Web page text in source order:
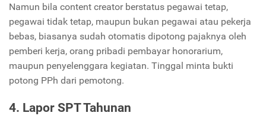
Namun bila content creator berstatus pegawai tetap,
pegawai tidak tetap, maupun bukan pegawai atau pekerja
bebas, biasanya sudah otomatis dipotong pajaknya oleh
pemberi kerja, orang pribadi pembayar honorarium,
maupun penyelenggara kegiatan. Tinggal minta bukti
potong PPh dari pemotong.
4. Lapor SPT Tahunan